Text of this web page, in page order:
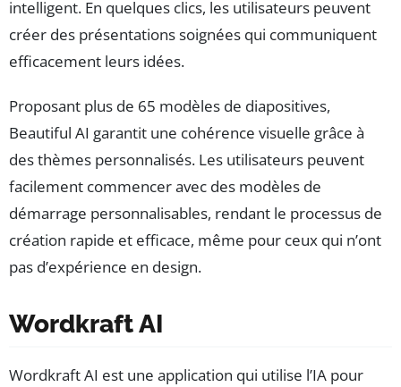
intelligent. En quelques clics, les utilisateurs peuvent
créer des présentations soignées qui communiquent
efficacement leurs idées.
Proposant plus de 65 modèles de diapositives,
Beautiful AI garantit une cohérence visuelle grâce à
des thèmes personnalisés. Les utilisateurs peuvent
facilement commencer avec des modèles de
démarrage personnalisables, rendant le processus de
création rapide et efficace, même pour ceux qui n’ont
pas d’expérience en design.
Wordkraft AI
Wordkraft AI est une application qui utilise l’IA pour